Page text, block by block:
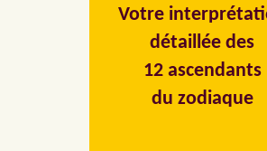
Votre
détaillée des
12 ascendants
du zodiaque